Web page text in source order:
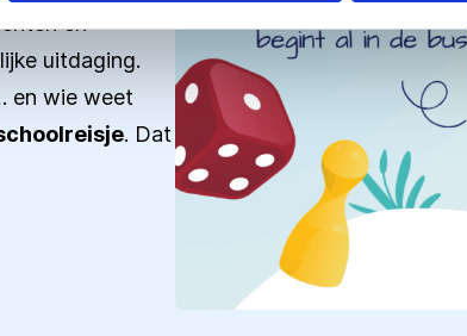
en
uitdaging.
en wie weet
. Dat